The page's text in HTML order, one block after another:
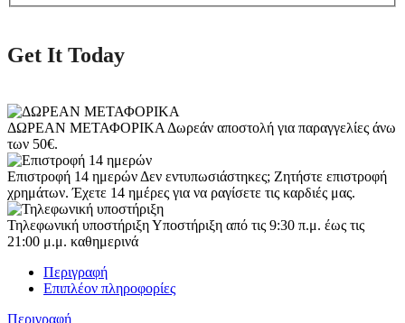
Get It Today
ΔΩΡΕΑΝ ΜΕΤΑΦΟΡΙΚΑ Δωρεάν αποστολή για παραγγελίες άνω
των 50€.
Επιστροφή 14 ημερών Δεν εντυπωσιάστηκες; Ζητήστε επιστροφή
χρημάτων. Έχετε 14 ημέρες για να ραγίσετε τις καρδιές μας.
Τηλεφωνική υποστήριξηΥποστήριξη από τις 9:30 π.μ. έως τις
21:00 μ.μ. καθημερινά
Περιγραφή
Επιπλέον πληροφορίες
Περιγραφή